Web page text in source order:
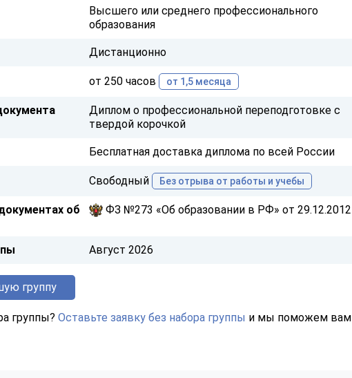
Высшего или среднего профессионального
образования
Дистанционно
от 250 часов от 1,5 месяца
Диплом о профессиональной переподготовке с
твердой корочкой
Бесплатная доставка диплома по всей России
Свободный Без отрыва от работы и учебы
об
ФЗ №273 «Об образовании в РФ» от 29.12.2012
Август 2026
группу
группы? Оставьте заявку без набора группы и мы поможем вам